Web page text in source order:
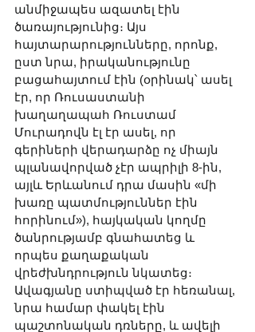
անմիջապես ազատել էին
ծառայությունից։ Այս
հայտարարությունները, որոնք,
ըստ նրա, իրականությունը
բացահայտում էին (օրինակ՝ ասել
էր, որ Ռուսաստանի
խաղաղապահ Ռուստամ
Մուրադովն էլ էր ասել, որ
գերիների վերադարձը ոչ միայն
պլանավորված չէր ապրիլի 8-ին,
այլև Երևանում դրա մասին «մի
խառը պատմություններ էին
հորինում»), հայկական կողմը
ծանրությամբ գնահատեց և
որպես քաղաքական
վրեժխնդրություն նկատեց։
Ավագյանը ստիպված էր հեռանալ,
նրա համար փակել էին
պաշտոնական դռները, և ավելի